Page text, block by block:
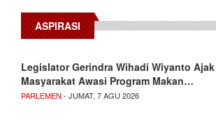
ASPIRASI
Legislator Gerindra Wihadi Wiyanto Ajak
Masyarakat Awasi Program Makan…
PARLEMEN - JUMAT, 7 AGU 2026